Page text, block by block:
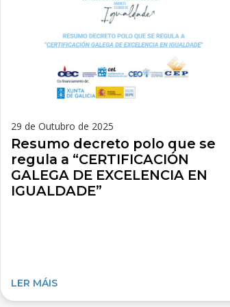
29 de Outubro de 2025
Resumo decreto polo que se
regula a “CERTIFICACIÓN
GALEGA DE EXCELENCIA EN
IGUALDADE”
LER MÁIS